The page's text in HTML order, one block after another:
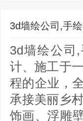
3d墙绘公司,手
3d墙绘公司
计、施工于
程的企业，
承接美丽乡
饰画、浮雕